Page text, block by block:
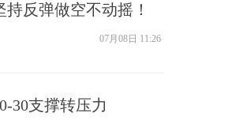
反弹做空不动摇！
07月08日 11:26
30支撑转压力